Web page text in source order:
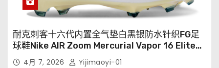
耐克刺客十六代内置全气垫白黑银防水针织FG足
球鞋Nike AIR Zoom Mercurial Vapor 16 Elite
XXV FG35-45
4月 7, 2026 Yijimaoyi-01